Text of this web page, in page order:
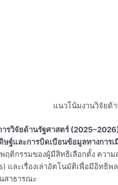
แนวโน้มงานวิจัยด้
รวิจัยด้านรัฐศาสตร์
ฐ์และการบิดเบือนข้อมูลทางการเ
ฤติกรรมของผู้มีสิทธิเลือกตั้ง ควา
และเรื่องเล่าอัตโนมัติเพื่อมีอิทธิ
สาธารณะ